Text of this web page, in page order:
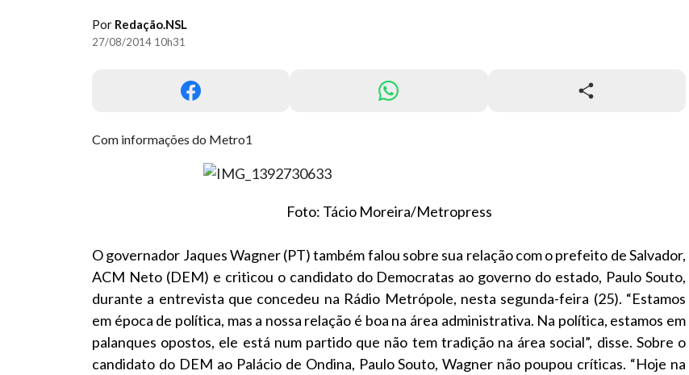
Por Redação.NSL
27/08/2014 10h31
Com informações do Metro1
Foto: Tácio Moreira/Metropress
O governador Jaques Wagner (PT) também falou sobre sua relação com o prefeito de Salvador,
ACM Neto (DEM) e criticou o candidato do Democratas ao governo do estado, Paulo Souto,
durante a entrevista que concedeu na Rádio Metrópole, nesta segunda-feira (25). “Estamos
em época de política, mas a nossa relação é boa na área administrativa. Na política, estamos em
palanques opostos, ele está num partido que não tem tradição na área social”, disse. Sobre o
candidato do DEM ao Palácio de Ondina, Paulo Souto, Wagner não poupou críticas. “Hoje na